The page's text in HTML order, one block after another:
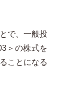
で、一般投
＞の株式を
ことになる